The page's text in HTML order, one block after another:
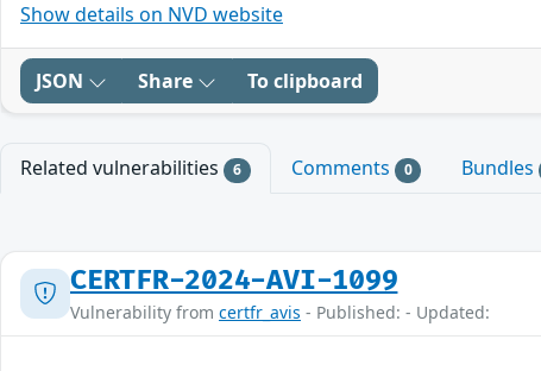
Show details on NVD website
JSON Share To clipboard
Related vulnerabilities 6 Comments 0 Bundles
CERTFR-2024-AVI-1099
Vulnerability from certfr_avis - Published: - Updated: